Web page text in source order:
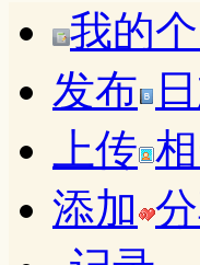
我的
发布
上传
添加